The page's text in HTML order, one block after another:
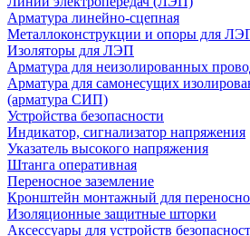
Арматура линейно-сцепная
Металлоконструкции и опоры для
Изоляторы для ЛЭП
Арматура для неизолированных
Арматура для самонесущих
(арматура СИП)
Устройства безопасности
Индикатор, сигнализатор напряжения
Указатель высокого напряжения
Штанга оперативная
Переносное заземление
Кронштейн монтажный для
Изоляционные защитные шторки
Аксессуары для устройств